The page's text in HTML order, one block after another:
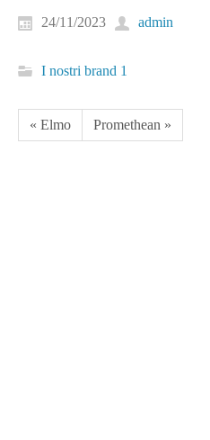
24/11/2023 admin
I nostri brand 1
« Elmo Promethean »